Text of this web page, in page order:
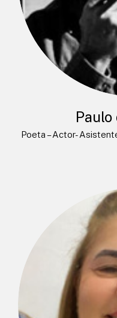
Paulo
Poeta – Actor-